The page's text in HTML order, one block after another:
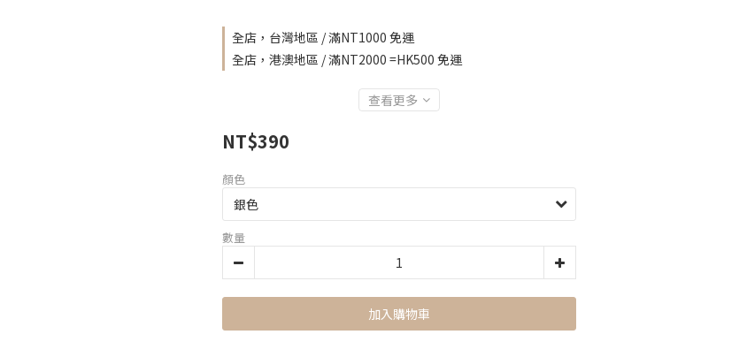
全店，台灣地區 / 滿NT1000 免運
全店，港澳地區 / 滿NT2000 =HK500 免運
查看更多
NT$390
顏色
數量
加入購物車